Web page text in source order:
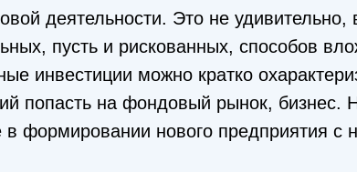
деятельности. Это не
пусть и рискованных, способов
инвестиции можно кратко
попасть на фондовый рынок, бизнес.
в формировании нового предприятия с